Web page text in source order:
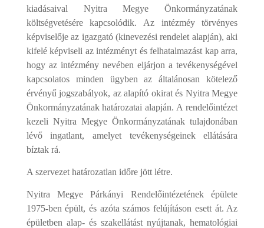
kiadásaival Nyitra Megye Önkormányzatának
költségvetésére kapcsolódik. Az intézméy törvényes
képviselője az igazgató (kinevezési rendelet alapján), aki
kifelé képviseli az intézményt és felhatalmazást kap arra,
hogy az intézmény nevében eljárjon a tevékenységével
kapcsolatos minden ügyben az általánosan kötelező
érvényű jogszabályok, az alapító okirat és Nyitra Megye
Önkormányzatának határozatai alapján. A rendelőintézet
kezeli Nyitra Megye Önkormányzatának tulajdonában
lévő ingatlant, amelyet tevékenységeinek ellátására
bíztak rá.
A szervezet határozatlan időre jött létre.
Nyitra Megye Párkányi Rendelőintézetének épülete
1975-ben épült, és azóta számos felújításon esett át. Az
épületben alap- és szakellátást nyújtanak, hematológiai